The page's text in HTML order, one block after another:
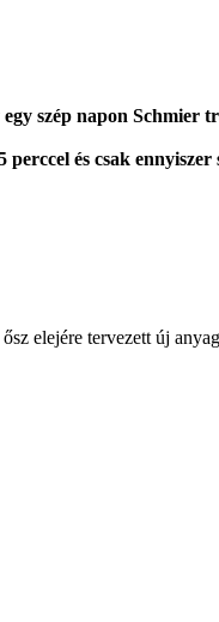
szép napon Schmier
és csak ennyiszer
elejére tervezett új